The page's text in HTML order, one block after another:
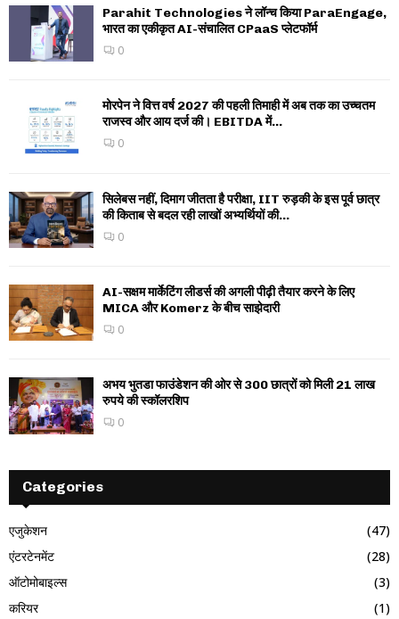
Parahit Technologies ने लॉन्च किया ParaEngage,
भारत का एकीकृत AI-संचालित CPaaS प्लेटफॉर्म
0
मोरपेन ने वित्त वर्ष 2027 की पहली तिमाही में अब तक का उच्चतम
राजस्व और आय दर्ज की। EBITDA में...
0
सिलेबस नहीं, दिमाग जीतता है परीक्षा, IIT रुड़की के इस पूर्व छात्र
की किताब से बदल रही लाखों अभ्यर्थियों की...
0
AI-सक्षम मार्केटिंग लीडर्स की अगली पीढ़ी तैयार करने के लिए
MICA और Komerz के बीच साझेदारी
0
अभय भुतडा फाउंडेशन की ओर से 300 छात्रों को मिली 21 लाख
रुपये की स्कॉलरशिप
0
Categories
एजुकेशन
(47)
एंटरटेनमेंट
(28)
ऑटोमोबाइल्स
(3)
करियर
(1)